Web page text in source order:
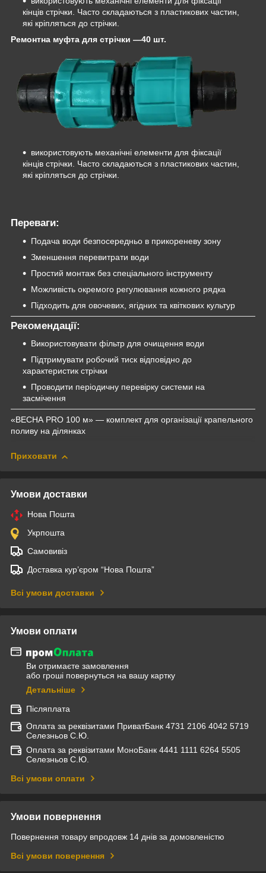
кінців стрічки. Часто складаються з пластикових частин,
які кріпляться до стрічки.
Ремонтна муфта для стрічки —40 шт.
використовують механічні елементи для фіксації
кінців стрічки. Часто складаються з пластикових частин,
які кріпляться до стрічки.
Переваги:
Подача води безпосередньо в прикореневу зону
Зменшення перевитрати води
Простий монтаж без спеціального інструменту
Можливість окремого регулювання кожного рядка
Підходить для овочевих, ягідних та квіткових культур
Рекомендації:
Використовувати фільтр для очищення води
Підтримувати робочий тиск відповідно до
характеристик стрічки
Проводити періодичну перевірку системи на
засмічення
«ВЕСНА PRO 100 м» — комплект для організації крапельного
поливу на ділянках
Приховати
Умови доставки
Нова Пошта
Укрпошта
Самовивіз
Доставка кур’єром “Нова Пошта”
Всі умови доставки
Умови оплати
Ви отримаєте замовлення
або гроші повернуться на вашу картку
Детальніше
Післяплата
Оплата за реквізитами ПриватБанк 4731 2106 4042 5719
Селезньов С.Ю.
Оплата за реквізитами МоноБанк 4441 1111 6264 5505
Селезньов С.Ю.
Всі умови оплати
Умови повернення
Повернення товару впродовж 14 днів за домовленістю
Всі умови повернення